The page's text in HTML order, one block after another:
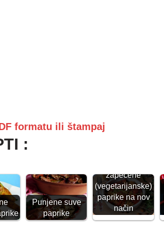
formatu ili štampaj
:
Punjene suve
paprike
zapečene
(vegetarijanske)
paprike na nov
način